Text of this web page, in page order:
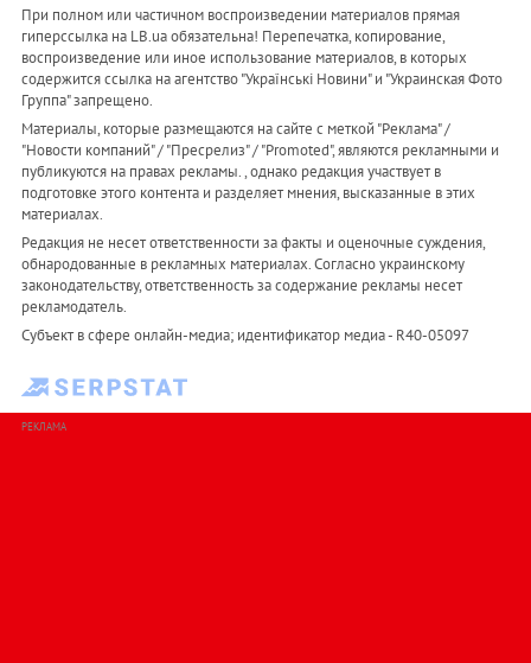
При полном или частичном воспроизведении материалов прямая
гиперссылка на LB.ua обязательна! Перепечатка, копирование,
воспроизведение или иное использование материалов, в которых
содержится ссылка на агентство "Українськi Новини" и "Украинская Фото
Группа" запрещено.
Материалы, которые размещаются на сайте с меткой "Реклама" /
"Новости компаний" / "Пресрелиз" / "Promoted", являются рекламными и
публикуются на правах рекламы. , однако редакция участвует в
подготовке этого контента и разделяет мнения, высказанные в этих
материалах.
Редакция не несет ответственности за факты и оценочные суждения,
обнародованные в рекламных материалах. Согласно украинскому
законодательству, ответственность за содержание рекламы несет
рекламодатель.
Субъект в сфере онлайн-медиа; идентификатор медиа - R40-05097
РЕКЛАМА